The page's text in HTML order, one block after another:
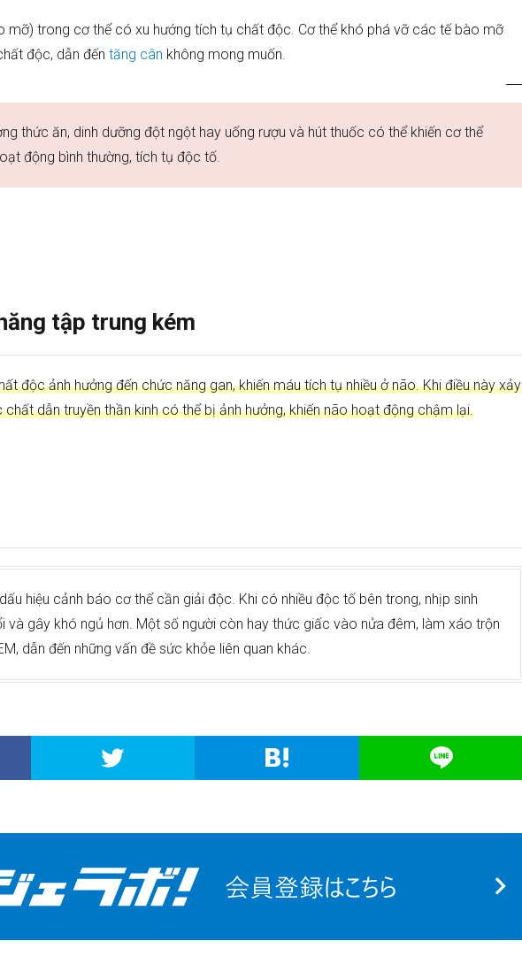
mỡ) trong cơ thể có xu hướng tích tụ chất độc. Cơ thể khó phá vỡ các tế bào mỡ
độc, dẫn đến tăng cân không mong muốn.
thức ăn, dinh dưỡng đột ngột hay uống rượu và hút thuốc có thể khiến cơ thể
động bình thường, tích tụ độc tố.
tập trung kém
độc ảnh hưởng đến chức năng gan, khiến máu tích tụ nhiều ở não. Khi điều này xảy
dẫn truyền thần kinh có thể bị ảnh hưởng, khiến não hoạt động chậm lại.
hiệu cảnh báo cơ thể cần giải độc. Khi có nhiều độc tố bên trong, nhịp sinh
và gây khó ngủ hơn. Một số người còn hay thức giấc vào nửa đêm, làm xáo trộn
dẫn đến những vấn đề sức khỏe liên quan khác.